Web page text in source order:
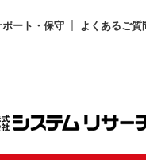
ポート・保守 よくあるご質